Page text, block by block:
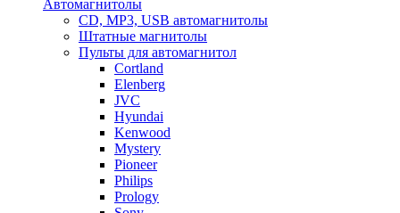
Автомагнитолы
CD, MP3, USB автомагнитолы
Штатные магнитолы
Пульты для автомагнитол
Cortland
Elenberg
JVC
Hyundai
Kenwood
Mystery
Pioneer
Philips
Prology